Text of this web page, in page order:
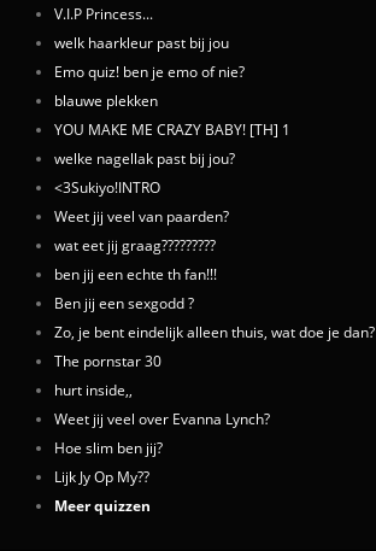
V.I.P Princess...
welk haarkleur past bij jou
Emo quiz! ben je emo of nie?
blauwe plekken
YOU MAKE ME CRAZY BABY! [TH] 1
welke nagellak past bij jou?
<3Sukiyo!INTRO
Weet jij veel van paarden?
wat eet jij graag?????????
ben jij een echte th fan!!!
Ben jij een sexgodd ?
Zo, je bent eindelijk alleen thuis, wat doe je dan?
The pornstar 30
hurt inside,,
Weet jij veel over Evanna Lynch?
Hoe slim ben jij?
Lijk Jy Op My??
Meer quizzen